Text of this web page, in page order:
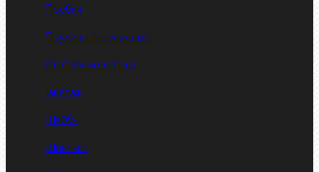
Пробки
Пружины тарельчатые
Стопорные кольца
Такелаж
Шайбы
Шпильки